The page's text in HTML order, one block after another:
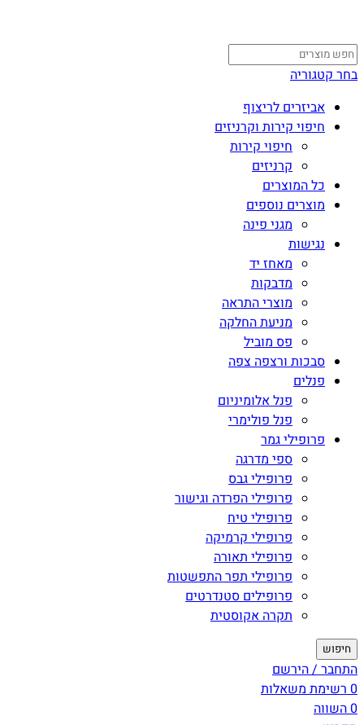
בחר קטגוריה
אביזרים לריצוף
חיפוי קירות וקרניזים
חיפוי קירות
קרניזים
כל המוצרים
מוצרים נוספים
מגני פינה
נגישות
מאחז יד
מדבקות
מוצרי התראה
מניעת החלקה
פס מוביל
סבכות ורצפה צפה
פנלים
פנל אלומיניום
פנל פולימרי
פרופילי גמר
ספי מדרגה
פרופילי גבס
פרופילי הפרדה וגישור
פרופילי טיח
פרופילי קרמיקה
פרופילי תאורה
פרופילי תפר התפשטות
פרופילים סטנדרטים
תקרה אקוסטית
חיפוש
התחבר / הירשם
0רשימת משאלות
0השווה